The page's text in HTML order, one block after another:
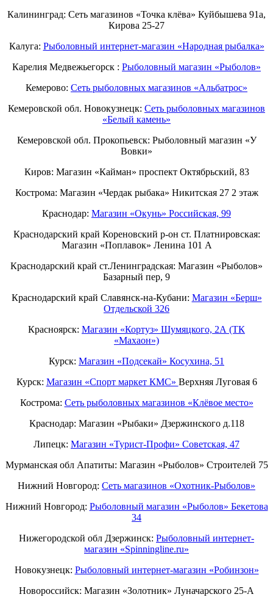
Калининград: Сеть магазинов «Точка клёва» Куйбышева 91а,
Кирова 25-27
Калуга: Рыболовный интернет-магазин «Народная рыбалка»
Карелия Медвежьегорск : Рыболовный магазин «Рыболов»
Кемерово: Сеть рыболовных магазинов «Альбатрос»
Кемеровской обл. Новокузнецк: Сеть рыболовных магазинов
«Белый камень»
Кемеровской обл. Прокопьевск: Рыболовный магазин «У
Вовки»
Киров: Магазин «Кайман» проспект Октябрьский, 83
Кострома: Магазин «Чердак рыбака» Никитская 27 2 этаж
Краснодар: Магазин «Окунь» Российская, 99
Краснодарский край Кореновский р-он ст. Платнировская:
Магазин «Поплавок» Ленина 101 А
Краснодарский край ст.Ленинградская: Магазин «Рыболов»
Базарный пер, 9
Краснодарский край Славянск-на-Кубани: Магазин «Берш»
Отдельской 326
Красноярск: Магазин «Кортуз» Шумяцкого, 2А (ТК
«Махаон»)
Курск: Магазин «Подсекай» Косухина, 51
Курск: Магазин «Спорт маркет КМС» Верхняя Луговая 6
Кострома: Сеть рыболовных магазинов «Клёвое место»
Краснодар: Магазин «Рыбаки» Дзержинского д.118
Липецк: Магазин «Турист-Профи» Советская, 47
Мурманская обл Апатиты: Магазин «Рыболов» Строителей 75
Нижний Новгород: Cеть магазинов «Охотник-Рыболов»
Нижний Новгород: Рыболовный магазин «Рыболов» Бекетова
34
Нижегородской обл Дзержинск: Рыболовный интернет-
магазин «Spinningline.ru»
Новокузнецк: Рыболовный интернет-магазин «Робинзон»
Новороссийск: Магазин «Золотник» Луначарского 25-А